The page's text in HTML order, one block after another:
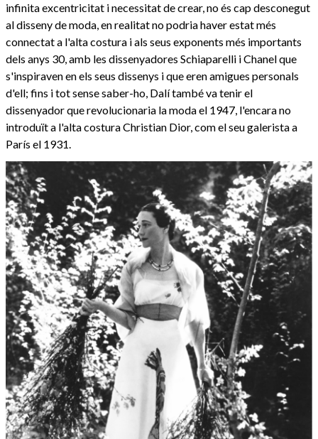
infinita excentricitat i necessitat de crear, no és cap desconegut
al disseny de moda, en realitat no podria haver estat més
connectat a l'alta costura i als seus exponents més importants
dels anys 30, amb les dissenyadores Schiaparelli i Chanel que
s'inspiraven en els seus dissenys i que eren amigues personals
d'ell; fins i tot sense saber-ho, Dalí també va tenir el
dissenyador que revolucionaria la moda el 1947, l'encara no
introduït a l'alta costura Christian Dior, com el seu galerista a
París el 1931.